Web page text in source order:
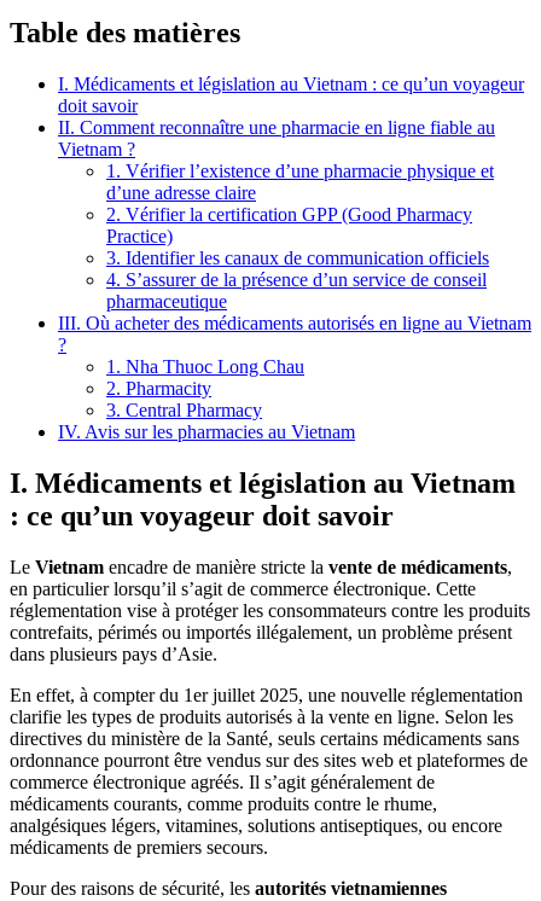
Table des matières
I. Médicaments et législation au Vietnam : ce qu’un voyageur
doit savoir
II. Comment reconnaître une pharmacie en ligne fiable au
Vietnam ?
1. Vérifier l’existence d’une pharmacie physique et
d’une adresse claire
2. Vérifier la certification GPP (Good Pharmacy
Practice)
3. Identifier les canaux de communication officiels
4. S’assurer de la présence d’un service de conseil
pharmaceutique
III. Où acheter des médicaments autorisés en ligne au Vietnam
?
1. Nha Thuoc Long Chau
2. Pharmacity
3. Central Pharmacy
IV. Avis sur les pharmacies au Vietnam
I. Médicaments et législation au Vietnam
: ce qu’un voyageur doit savoir
Le Vietnam encadre de manière stricte la vente de médicaments,
en particulier lorsqu’il s’agit de commerce électronique. Cette
réglementation vise à protéger les consommateurs contre les produits
contrefaits, périmés ou importés illégalement, un problème présent
dans plusieurs pays d’Asie.
En effet, à compter du 1er juillet 2025, une nouvelle réglementation
clarifie les types de produits autorisés à la vente en ligne. Selon les
directives du ministère de la Santé, seuls certains médicaments sans
ordonnance pourront être vendus sur des sites web et plateformes de
commerce électronique agréés. Il s’agit généralement de
médicaments courants, comme produits contre le rhume,
analgésiques légers, vitamines, solutions antiseptiques, ou encore
médicaments de premiers secours.
Pour des raisons de sécurité, les autorités vietnamiennes